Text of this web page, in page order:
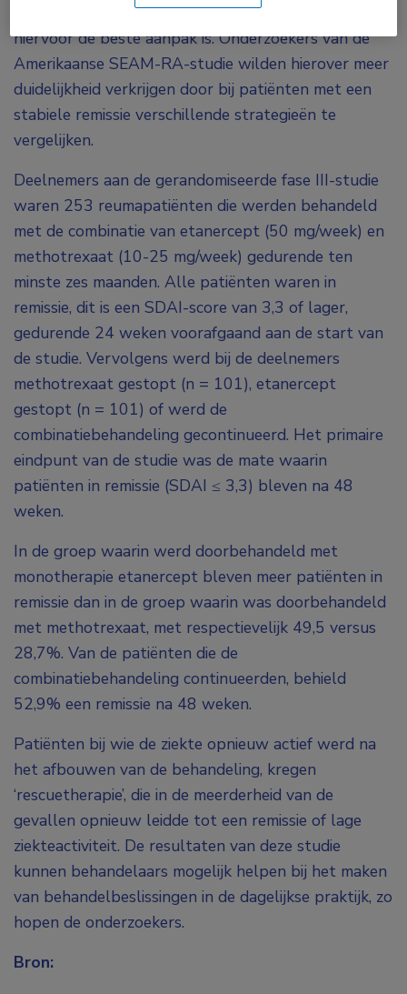
behandeling af te bouwen, is niet goed bekend wat
hiervoor de beste aanpak is. Onderzoekers van de
Amerikaanse SEAM-RA-studie wilden hierover meer
duidelijkheid verkrijgen door bij patiënten met een
stabiele remissie verschillende strategieën te
vergelijken.
Deelnemers aan de gerandomiseerde fase III-studie
waren 253 reumapatiënten die werden behandeld
met de combinatie van etanercept (50 mg/week) en
methotrexaat (10-25 mg/week) gedurende ten
minste zes maanden. Alle patiënten waren in
remissie, dit is een SDAI-score van 3,3 of lager,
gedurende 24 weken voorafgaand aan de start van
de studie. Vervolgens werd bij de deelnemers
methotrexaat gestopt (n = 101), etanercept
gestopt (n = 101) of werd de
combinatiebehandeling gecontinueerd. Het primaire
eindpunt van de studie was de mate waarin
patiënten in remissie (SDAI ≤ 3,3) bleven na 48
weken.
In de groep waarin werd doorbehandeld met
monotherapie etanercept bleven meer patiënten in
remissie dan in de groep waarin was doorbehandeld
met methotrexaat, met respectievelijk 49,5 versus
28,7%. Van de patiënten die de
combinatiebehandeling continueerden, behield
52,9% een remissie na 48 weken.
Patiënten bij wie de ziekte opnieuw actief werd na
het afbouwen van de behandeling, kregen
‘rescuetherapie’, die in de meerderheid van de
gevallen opnieuw leidde tot een remissie of lage
ziekteactiviteit. De resultaten van deze studie
kunnen behandelaars mogelijk helpen bij het maken
van behandelbeslissingen in de dagelijkse praktijk, zo
hopen de onderzoekers.
Bron: